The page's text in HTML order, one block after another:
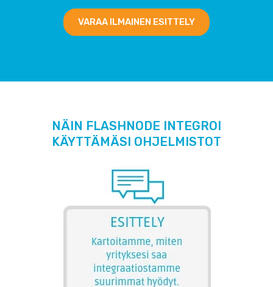
VARAA ILMAINEN ESITTELY
NÄIN FLASHNODE INTEGROI
KÄYTTÄMÄSI OHJELMISTOT